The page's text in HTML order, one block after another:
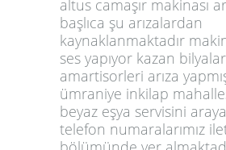
altus camaşır makinası
başlıca şu arızalardan
kaynaklanmaktadır
ses yapıyor kazan
amartisorleri arıza
ümraniye inkilap
beyaz eşya servisini
telefon numaralarımız